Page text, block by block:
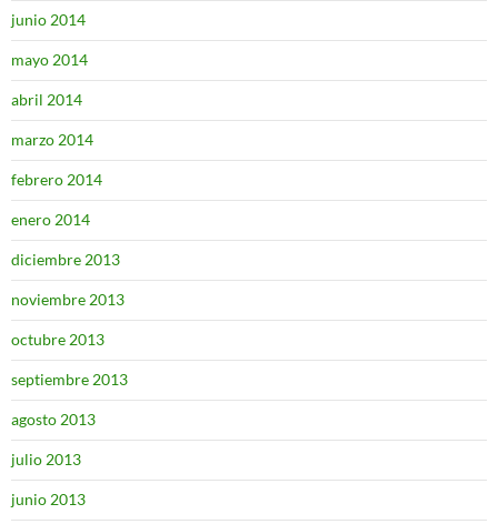
junio 2014
mayo 2014
abril 2014
marzo 2014
febrero 2014
enero 2014
diciembre 2013
noviembre 2013
octubre 2013
septiembre 2013
agosto 2013
julio 2013
junio 2013